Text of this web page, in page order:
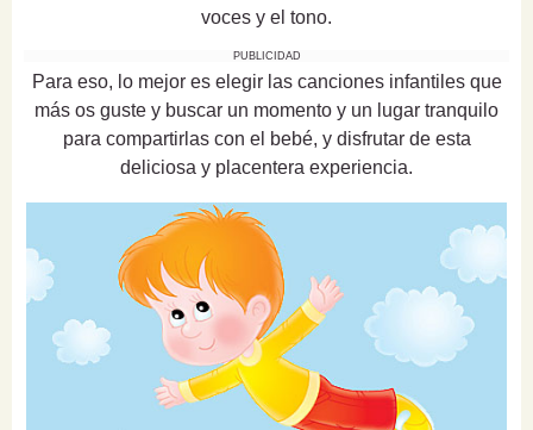
voces y el tono.
PUBLICIDAD
Para eso, lo mejor es elegir las canciones infantiles que
más os guste y buscar un momento y un lugar tranquilo
para compartirlas con el bebé, y disfrutar de esta
deliciosa y placentera experiencia.